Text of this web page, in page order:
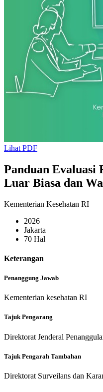
Lihat PDF
Panduan Evaluasi
Luar Biasa dan
Kementerian Kesehatan RI
2026
Jakarta
70 Hal
Keterangan
Penanggung Jawab
Kementerian kesehatan RI
Tajuk Pengarang
Direktorat Jenderal
Tajuk Pengarah Tambahan
Direktorat Surveilans dan